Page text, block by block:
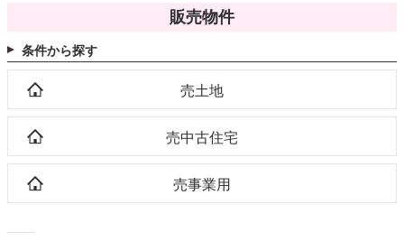
販売物件
条件から探す
売土地
売中古住宅
売事業用